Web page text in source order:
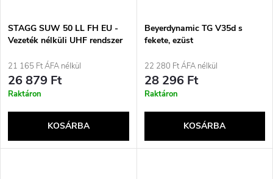
STAGG SUW 50 LL FH EU -
Vezeték nélküli UHF rendszer
21 165 Ft ÁFA nélkül
26 879 Ft
Raktáron
KOSÁRBA
Beyerdynamic TG V35d s
fekete, ezüst
mikrofon
22 280 Ft ÁFA nélkül
28 296 Ft
Raktáron
KOSÁRBA